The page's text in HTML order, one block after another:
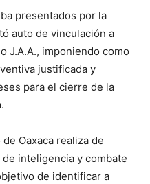
presentados por la
auto de vinculación a
J.A.A., imponiendo como
justificada y
para el cierre de la
Oaxaca realiza de
inteligencia y combate
de identificar a